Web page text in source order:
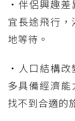
・伴侶興趣
宜長途飛行
地等待。
・人口結構
多具備經濟
找不到合適的